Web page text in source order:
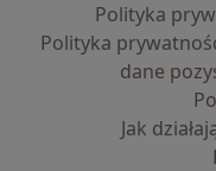
Polityka
Polityka
dane
Jak